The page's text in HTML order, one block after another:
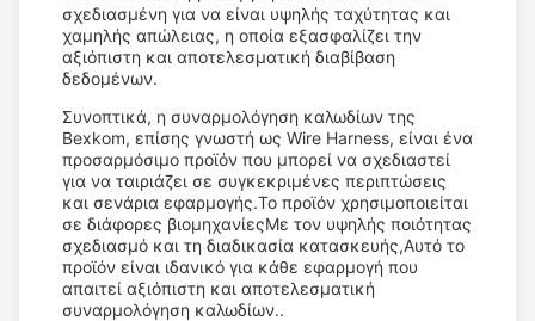
σχεδιασμένη για να είναι υψηλής ταχύτητας και
χαμηλής απώλειας, η οποία εξασφαλίζει την
αξιόπιστη και αποτελεσματική διαβίβαση
δεδομένων.
Συνοπτικά, η συναρμολόγηση καλωδίων της
Bexkom, επίσης γνωστή ως Wire Harness, είναι ένα
προσαρμόσιμο προϊόν που μπορεί να σχεδιαστεί
για να ταιριάζει σε συγκεκριμένες περιπτώσεις
και σενάρια εφαρμογής.Το προϊόν χρησιμοποιείται
σε διάφορες βιομηχανίεςΜε τον υψηλής ποιότητας
σχεδιασμό και τη διαδικασία κατασκευής,Αυτό το
προϊόν είναι ιδανικό για κάθε εφαρμογή που
απαιτεί αξιόπιστη και αποτελεσματική
συναρμολόγηση καλωδίων..